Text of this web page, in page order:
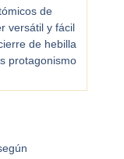
de
versátil y fácil
de hebilla
protagonismo